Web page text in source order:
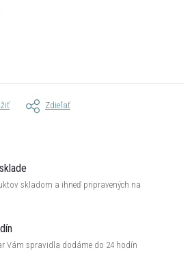
Zdieľať
skladom a ihneď pripravených na
Vám spravidla dodáme do 24 hodín